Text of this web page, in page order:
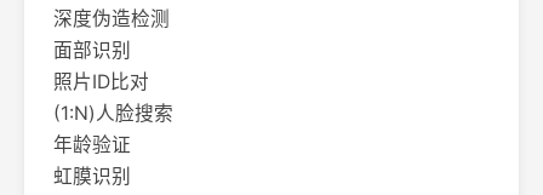
深度伪造检测
面部识别
照片ID比对
(1:N)人脸搜索
年龄验证
虹膜识别